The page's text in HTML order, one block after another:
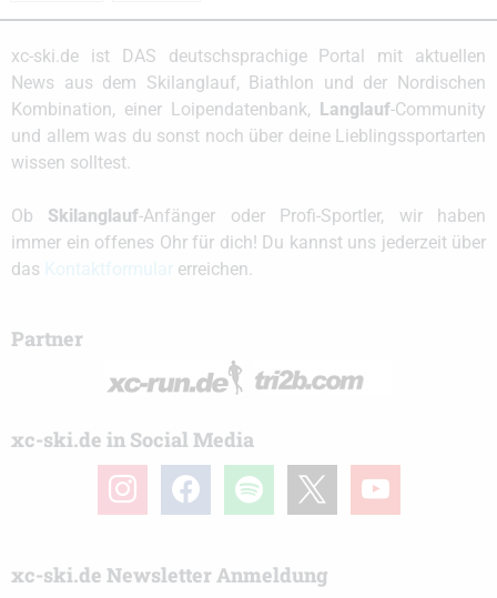
xc-ski.de ist DAS deutschsprachige Portal mit aktuellen
News aus dem Skilanglauf, Biathlon und der Nordischen
Kombination, einer Loipendatenbank, Langlauf-Community
und allem was du sonst noch über deine Lieblingssportarten
wissen solltest.
Ob Skilanglauf-Anfänger oder Profi-Sportler, wir haben
immer ein offenes Ohr für dich! Du kannst uns jederzeit über
das
erreichen.
Partner
xc-ski.de in Social Media
instagramfacebook spotify youtube
xc-ski.de Newsletter Anmeldung